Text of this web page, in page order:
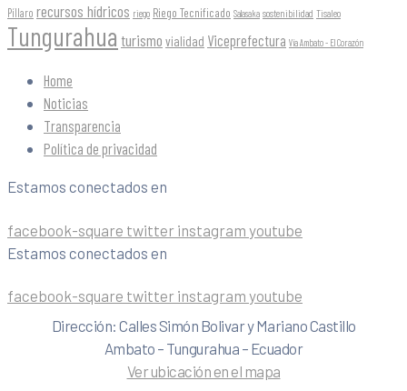
Píllaro recursos hídricos riego Riego Tecnificado Salasaka sostenibilidad Tisaleo
Tungurahua turismo vialidad Viceprefectura Vía Ambato - El Corazón
Home
Noticias
Transparencia
Política de privacidad
Estamos conectados en
facebook-square twitter instagram youtube
Estamos conectados en
facebook-square twitter instagram youtube
Dirección: Calles Simón Bolivar y Mariano Castillo
Ambato – Tungurahua – Ecuador
Ver ubicación en el mapa